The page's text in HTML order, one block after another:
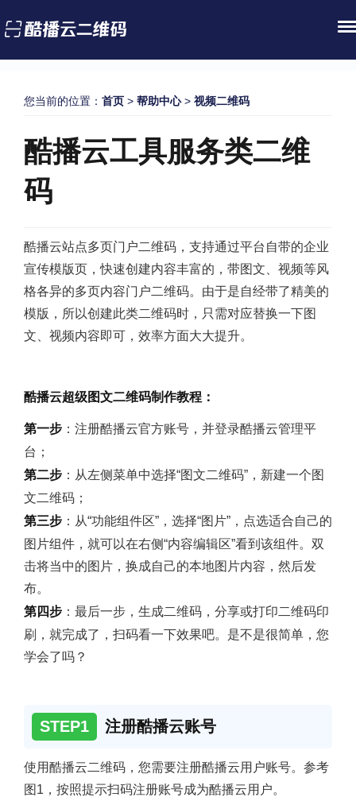
您当前的位置： 首页 > 帮助中心> 视频二维码
酷播云工具服务类二维
码
酷播云站点多页门户二维码，支持通过平台自带的企业
宣传模版页，快速创建内容丰富的，带图文、视频等风
格各异的多页内容门户二维码。由于是自经带了精美的
模版，所以创建此类二维码时，只需对应替换一下图
文、视频内容即可，效率方面大大提升。
酷播云超级图文二维码制作教程：
第一步 ：注册酷播云官方账号，并登录酷播云管理平
台；
第二步 ：从左侧菜单中选择“图文二维码”，新建一个图
文二维码；
第三步 ：从“功能组件区”，选择“图片”，点选适合自己的
图片组件，就可以在右侧“内容编辑区”看到该组件。双
击将当中的图片，换成自己的本地图片内容，然后发
布。
第四步 ：最后一步，生成二维码，分享或打印二维码印
刷，就完成了，扫码看一下效果吧。是不是很简单，您
学会了吗？
STEP1 注册酷播云账号
使用酷播云二维码，您需要注册酷播云用户账号。参考
图1，按照提示扫码注册账号成为酷播云用户。